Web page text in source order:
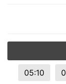
05:10